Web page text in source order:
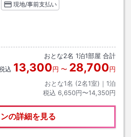
現地/事前支払い
おとな2名 1泊1部屋 合計
込 13,300円 〜 28,700円
おとな1名 (2名1室)｜ 1泊
税込 6,650円〜14,350円
の詳細を見る